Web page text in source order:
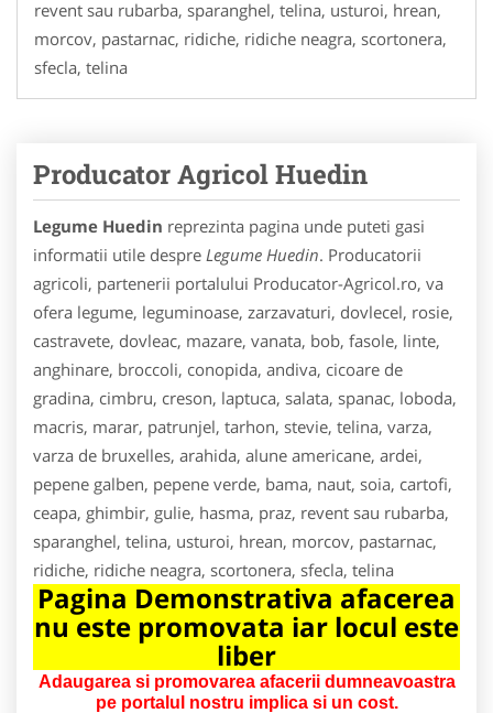
revent sau rubarba, sparanghel, telina, usturoi, hrean,
morcov, pastarnac, ridiche, ridiche neagra, scortonera,
sfecla, telina
Producator Agricol Huedin
Legume Huedin reprezinta pagina unde puteti gasi
informatii utile despre Legume Huedin. Producatorii
agricoli, partenerii portalului Producator-Agricol.ro, va
ofera legume, leguminoase, zarzavaturi, dovlecel, rosie,
castravete, dovleac, mazare, vanata, bob, fasole, linte,
anghinare, broccoli, conopida, andiva, cicoare de
gradina, cimbru, creson, laptuca, salata, spanac, loboda,
macris, marar, patrunjel, tarhon, stevie, telina, varza,
varza de bruxelles, arahida, alune americane, ardei,
pepene galben, pepene verde, bama, naut, soia, cartofi,
ceapa, ghimbir, gulie, hasma, praz, revent sau rubarba,
sparanghel, telina, usturoi, hrean, morcov, pastarnac,
ridiche, ridiche neagra, scortonera, sfecla, telina
Pagina Demonstrativa afacerea
nu este promovata iar locul este
liber
Adaugarea si promovarea afacerii dumneavoastra
pe portalul nostru implica si un cost.